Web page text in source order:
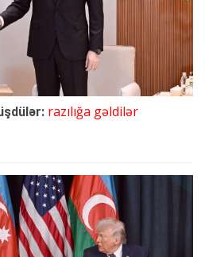
razılığa gəldilər